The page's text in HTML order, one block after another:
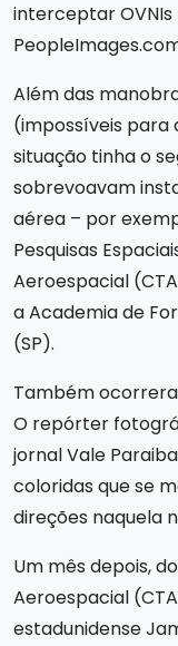
interceptar
Além das
(impossíveis para
situação tinha o
sobrevoavam
aérea – por
Pesquisas
Aeroespacial
a Academia de
(SP).
Também
O repórter
jornal Vale
coloridas que se
direções naquela
Um mês depois,
Aeroespacial
estadunidense